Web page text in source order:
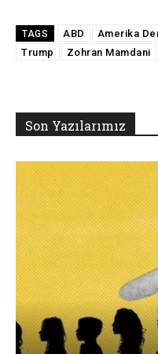
TAGS ABD Amerika
Trump
Zohran Mamdani
Son Yazılarımız